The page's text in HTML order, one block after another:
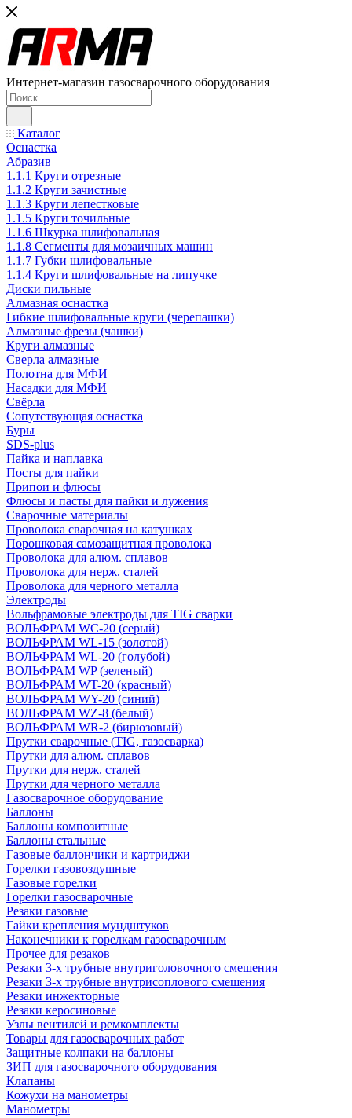
Интернет-магазин газосварочного оборудования
Каталог
Оснастка
Абразив
1.1.1 Круги отрезные
1.1.2 Круги зачистные
1.1.3 Круги лепестковые
1.1.5 Круги точильные
1.1.6 Шкурка шлифовальная
1.1.8 Сегменты для мозаичных машин
1.1.7 Губки шлифовальные
1.1.4 Круги шлифовальные на липучке
Диски пильные
Алмазная оснастка
Гибкие шлифовальные круги (черепашки)
Алмазные фрезы (чашки)
Круги алмазные
Сверла алмазные
Полотна для МФИ
Насадки для МФИ
Свёрла
Сопутствующая оснастка
Буры
SDS-plus
Пайка и наплавка
Посты для пайки
Припои и флюсы
Флюсы и пасты для пайки и лужения
Сварочные материалы
Проволока сварочная на катушках
Порошковая самозащитная проволока
Проволока для алюм. сплавов
Проволока для нерж. сталей
Проволока для черного металла
Электроды
Вольфрамовые электроды для TIG сварки
ВОЛЬФРАМ WC-20 (серый)
ВОЛЬФРАМ WL-15 (золотой)
ВОЛЬФРАМ WL-20 (голубой)
ВОЛЬФРАМ WP (зеленый)
ВОЛЬФРАМ WT-20 (красный)
ВОЛЬФРАМ WY-20 (синий)
ВОЛЬФРАМ WZ-8 (белый)
ВОЛЬФРАМ WR-2 (бирюзовый)
Прутки сварочные (TIG, газосварка)
Прутки для алюм. сплавов
Прутки для нерж. сталей
Прутки для черного металла
Газосварочное оборудование
Баллоны
Баллоны композитные
Баллоны стальные
Газовые баллончики и картриджи
Горелки газовоздушные
Газовые горелки
Горелки газосварочные
Резаки газовые
Гайки крепления мундштуков
Наконечники к горелкам газосварочным
Прочее для резаков
Резаки 3-х трубные внутриголовочного смешения
Резаки 3-х трубные внутрисоплового смешения
Резаки инжекторные
Резаки керосиновые
Узлы вентилей и ремкомплекты
Товары для газосварочных работ
Защитные колпаки на баллоны
ЗИП для газосварочного оборудования
Клапаны
Кожухи на манометры
Манометры